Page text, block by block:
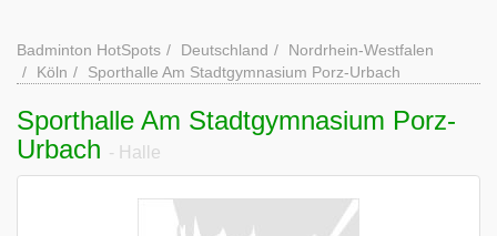
Badminton HotSpots Deutschland
Nordrhein-Westfalen
Köln
Sporthalle Am Stadtgymnasium Porz-Urbach
Sporthalle Am Stadtgymnasium Porz-
Urbach - Halle